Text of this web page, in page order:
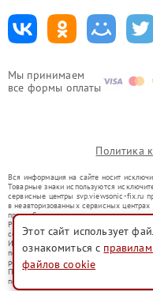
Мы принимаем
все формы оплаты
Политика
Вся информация на сайте носит
Товарные знаки используются
сервисные центры svp.viewsonic-fix.ru
в неавторизованных сервисных
правообладателями товарных знаков
Ремонт осуществляется для устройств,
со статьей 1487 ГК РФ.
Использование товарных знаков не
потребителей в заблуждение, а служит
ремонту техники указанных брендов.
Представленная на сайте информация
положениями Статьи 437(2)
Этот сайт использует
ознакомиться с
файлов cookie